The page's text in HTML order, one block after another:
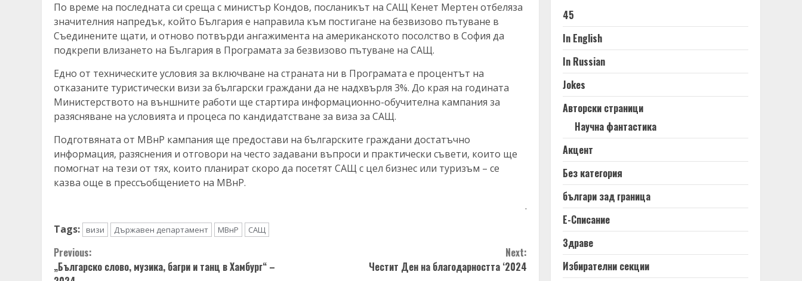
По време на последната си среща с министър Кондов, посланикът на САЩ Кенет Мертен отбеляза
значителния напредък, който България е направила към постигане на безвизово пътуване в
Съединените щати, и отново потвърди ангажимента на американското посолство в София да
подкрепи влизането на България в Програмата за безвизово пътуване на САЩ.
Едно от техническите условия за включване на страната ни в Програмата е процентът на
отказаните туристически визи за български граждани да не надхвърля 3%. До края на годината
Министерството на външните работи ще стартира информационно-обучителна кампания за
разясняване на условията и процеса по кандидатстване за виза за САЩ.
Подготвяната от МВнР кампания ще предостави на българските граждани достатъчно
информация, разяснения и отговори на често задавани въпроси и практически съвети, които ще
помогнат на тези от тях, които планират скоро да посетят САЩ с цел бизнес или туризъм – се
казва още в прессъобщението на МВнР.
.
Tags:
визи Държавен департамент МВнР САЩ
Continue
Previous:
„Българско слово, музика, багри и танц в Хамбург“ –
Next:
Честит Ден на благодарността ‘2024
45
In English
In Russian
Jokes
Авторски страници
Научна фантастика
Акцент
Без категория
българи зад граница
Е-Списание
Здраве
Избирателни секции